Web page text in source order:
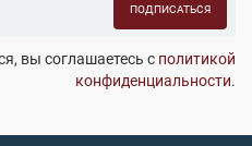
ПОДПИСАТЬСЯ
вы соглашаетесь с политикой
конфиденциальности.